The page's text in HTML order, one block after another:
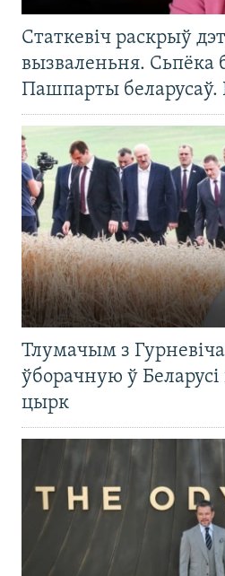
Статкевіч раскрыў
вызваленьня. Сьпёка
Пашпарты
Тлумачым з
ўборачную ў
цырк